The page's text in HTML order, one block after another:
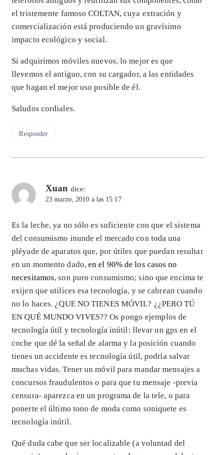
el tristemente famoso COLTAN, cuya extración y
comercialización está produciendo un gravísimo
impacto ecológico y social.
Si adquirimos móviles nuevos, lo mejor es que
llevemos el antiguo, con su cargador, a las entidades
que hagan el mejor uso posible de él.
Saludos cordiales.
Responder
Xuan dice:
23 marzo, 2010 a las 15:17
Es la leche, ya no sólo es suficiente con que el sistema
del consumismo inunde el mercado con toda una
pléyade de aparatos que, por útiles que puedan resultar
en un momento dado,en el 90% de los casos no
necesitamos, son puro consumismo; sino que encima te
exijen que utilices esa tecnología, y se cabrean cuando
no lo haces. ¿QUE NO TIENES MÓVIL? ¿¿PERO TÚ
EN QUÉ MUNDO VIVES?? Os pongo ejemplos de
tecnología útil y tecnología inútil: llevar un gps en el
coche que dé la señal de alarma y la posición cuando
tienes un accidente es tecnología útil, podría salvar
muchas vidas. Tener un móvil para mandar mensajes a
concursos fraudulentos o para que tu mensaje -previa
censura- aparezca en un programa de la tele, o para
ponerte el último tono de moda como soniquete es
tecnología inútil.
Qué duda cabe que ser localizable (a voluntad del